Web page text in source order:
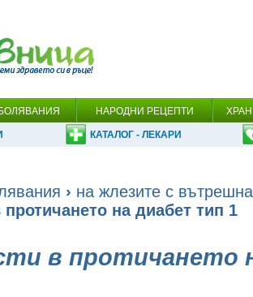
НАРОДНИ РЕЦЕПТИ
КАТАЛОГ - ЛЕКАРИ
› на жлезите с
на диабет тип 1
в протичането